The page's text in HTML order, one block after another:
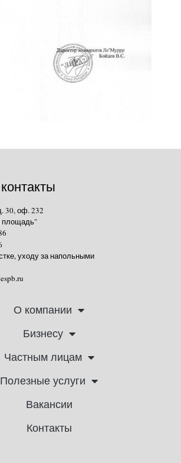
О компании
Бизнесу
Частным лицам
Полезные услуги
Вакансии
Контакты
30, оф. 232
уходу за напольными